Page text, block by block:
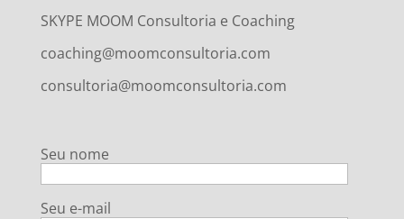
SKYPE MOOM Consultoria e Coaching
coaching@moomconsultoria.com
consultoria@moomconsultoria.com
Seu nome
Seu e-mail